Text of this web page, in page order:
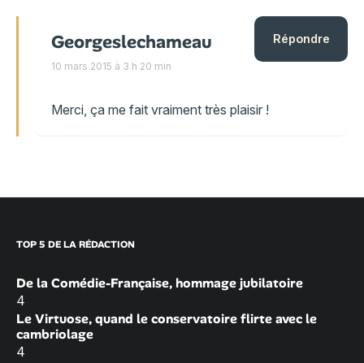
Georgeslechameau
10 mars 2015 à 3 h 20 min
Merci, ça me fait vraiment très plaisir !
Répondre
TOP 5 DE LA RÉDACTION
De la Comédie-Française, hommage jubilatoire
4
Le Virtuose, quand le conservatoire flirte avec le
cambriolage
4